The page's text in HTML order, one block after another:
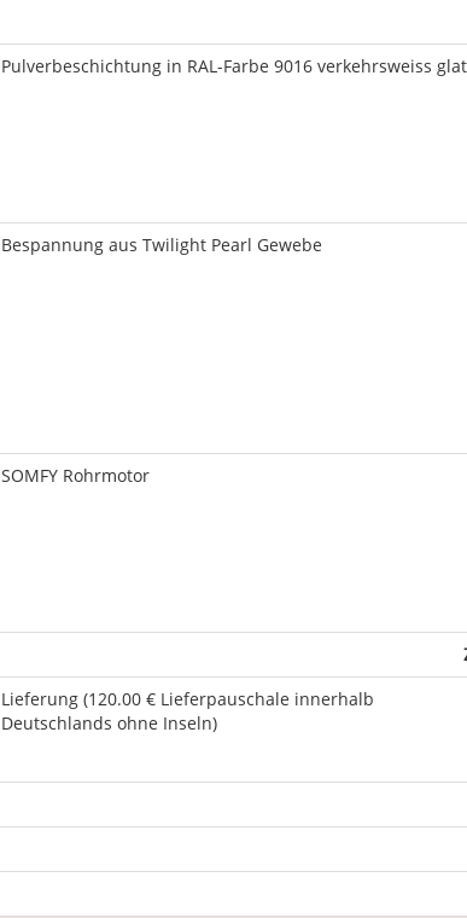
Pulverbeschichtung in RAL-Farbe 9016 verkehrsweiss
Bespannung aus Twilight Pearl Gewebe
SOMFY Rohrmotor
Lieferung (120.00 € Lieferpauschale innerhalb
Deutschlands ohne Inseln)